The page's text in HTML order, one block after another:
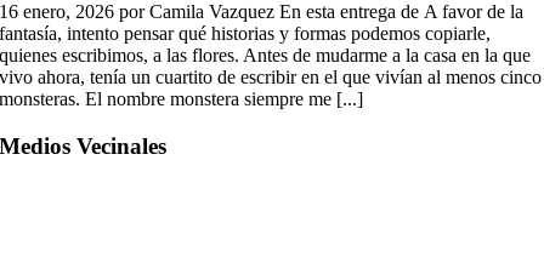
16 enero, 2026 por Camila Vazquez En esta entrega de A favor de la
fantasía, intento pensar qué historias y formas podemos copiarle,
quienes escribimos, a las flores. Antes de mudarme a la casa en la que
vivo ahora, tenía un cuartito de escribir en el que vivían al menos cinco
monsteras. El nombre monstera siempre me [...]
Medios Vecinales